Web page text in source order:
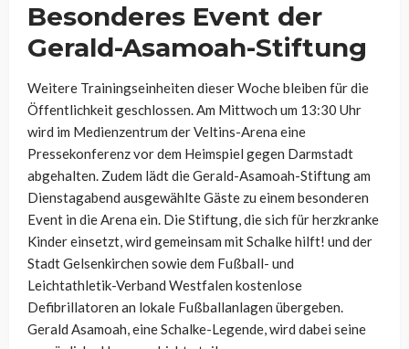
Besonderes Event der
Gerald-Asamoah-Stiftung
Weitere Trainingseinheiten dieser Woche bleiben für die
Öffentlichkeit geschlossen. Am Mittwoch um 13:30 Uhr
wird im Medienzentrum der Veltins-Arena eine
Pressekonferenz vor dem Heimspiel gegen Darmstadt
abgehalten. Zudem lädt die Gerald-Asamoah-Stiftung am
Dienstagabend ausgewählte Gäste zu einem besonderen
Event in die Arena ein. Die Stiftung, die sich für herzkranke
Kinder einsetzt, wird gemeinsam mit Schalke hilft! und der
Stadt Gelsenkirchen sowie dem Fußball- und
Leichtathletik-Verband Westfalen kostenlose
Defibrillatoren an lokale Fußballanlagen übergeben.
Gerald Asamoah, eine Schalke-Legende, wird dabei seine